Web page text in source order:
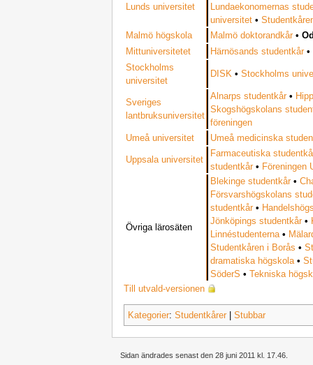
Lunds universitet
Lundaekonomernas
universitet •
Malmö högskola
Malmö doktorandkår •
Mittuniversitetet
Härnösands studentkår •
Stockholms
universitet
DISK •Stockholms
Sveriges
lantbruksuniversitet
Alnarps studentkår •
Skogshögskolans
föreningen
Umeå universitet
Umeå medicinska
Uppsala universitet
Farmaceutiska
studentkår • Föreningen
Övriga lärosäten
Blekinge studentkår •
Försvarshögskolans
studentkår •
Jönköpings studentkår •
Linnéstudenterna•
Studentkåren i Borås •
dramatiska högskola•
SöderS •Tekniska
Till utvald-versionen
Kategorier: Studentkårer Stubbar
Sidan ändrades senast den 28 juni 2011 kl. 17.46.